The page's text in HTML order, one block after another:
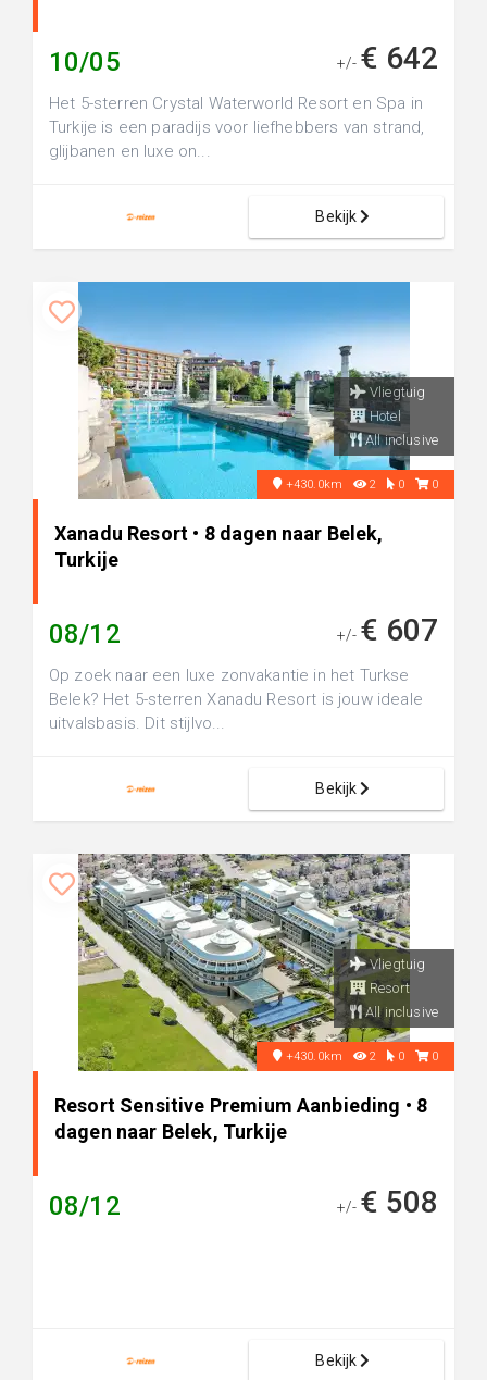
10/05 +/- € 642
Het 5-sterren Crystal Waterworld Resort en Spa in
Turkije is een paradijs voor liefhebbers van strand,
glijbanen en luxe on...
Bekijk
Vliegtuig
Hotel
All inclusive
+430.0km 2 0 0
Xanadu Resort • 8 dagen naar Belek,
Turkije
08/12 +/- € 607
Op zoek naar een luxe zonvakantie in het Turkse
Belek? Het 5-sterren Xanadu Resort is jouw ideale
uitvalsbasis. Dit stijlvo...
Bekijk
Vliegtuig
Resort
All inclusive
+430.0km 2 0 0
Resort Sensitive Premium Aanbieding • 8
dagen naar Belek, Turkije
08/12 +/- € 508
Bekijk